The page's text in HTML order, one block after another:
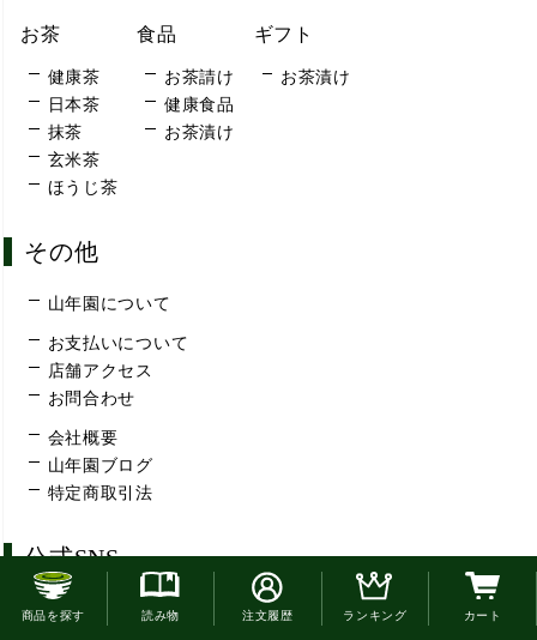
お茶
健康茶
日本茶
抹茶
玄米茶
ほうじ茶
食品
お茶請け
健康食品
お茶漬け
ギフト
お茶漬け
その他
山年園について
お支払いについて
店舗アクセス
お問合わせ
会社概要
山年園ブログ
特定商取引法
公式SNS
お電話でのご注文はこちら
商品を探す 読み物 注文履歴 ランキング カート